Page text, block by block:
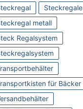
Steckregale
metall
Regalsystem
für Bäcker